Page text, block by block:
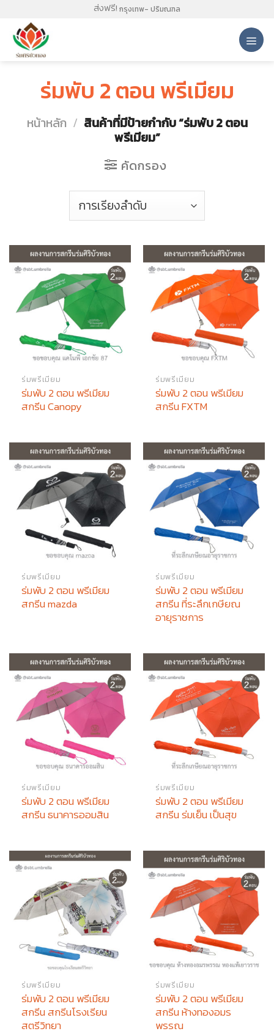
content
ส่งฟรี! กรุงเทพ- ปริมณฑล
ร่มพับ 2 ตอน พรีเมียม
หน้าหลัก / สินค้าที่มีป้ายกำกับ “ร่มพับ 2 ตอน
พรีเมียม”
คัดกรอง
ร่มพรีเมียม
ร่มพับ 2 ตอน พรีเมียม
สกรีน Canopy
ร่มพรีเมียม
ร่มพับ 2 ตอน พรีเมียม
สกรีน FXTM
ร่มพรีเมียม
ร่มพับ 2 ตอน พรีเมียม
สกรีน mazda
ร่มพรีเมียม
ร่มพับ 2 ตอน พรีเมียม
สกรีน ที่ระลึกเกษียณ
อายุราชการ
ร่มพรีเมียม
ร่มพับ 2 ตอน พรีเมียม
สกรีน ธนาคารออมสิน
ร่มพรีเมียม
ร่มพับ 2 ตอน พรีเมียม
สกรีน ร่มเย็น เป็นสุข
ร่มพรีเมียม
ร่มพับ 2 ตอน พรีเมียม
สกรีน สกรีนโรงเรียน
สตรีวิทยา
ร่มพรีเมียม
ร่มพับ 2 ตอน พรีเมียม
สกรีน ห้างทองอมร
พรรณ